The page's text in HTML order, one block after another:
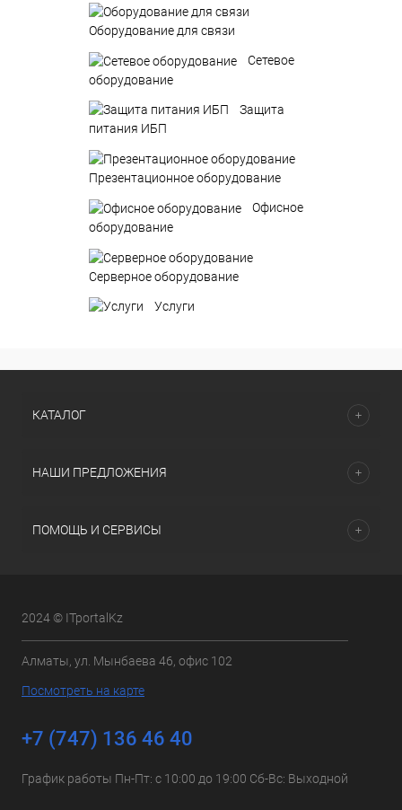
Оборудование для связи
Сетевое
оборудование
Защита
питания ИБП
Презентационное оборудование
Офисное
оборудование
Серверное оборудование
Услуги
КАТАЛОГ
НАШИ ПРЕДЛОЖЕНИЯ
ПОМОЩЬ И СЕРВИСЫ
2024 © ITportalKz
Алматы, ул. Мынбаева 46, офис 102
Посмотреть на карте
+7 (747) 136 46 40
График работы Пн-Пт: с 10:00 до 19:00 Сб-Вс: Выходной